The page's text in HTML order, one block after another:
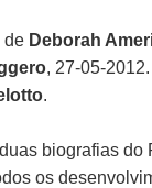
de Deborah
, 27-05-
.
biografias do
os